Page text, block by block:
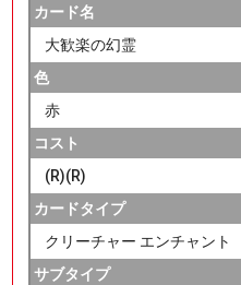
カード名
大歓楽の幻霊
色
赤
コスト
(R)(R)
カードタイプ
クリーチャー エンチャント
サブタイプ